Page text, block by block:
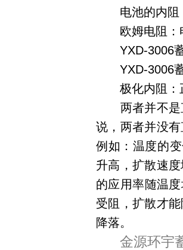
电池的内阻
欧姆电阻：
YXD-3006蓄
YXD-3006蓄
极化内阻：
两者并不是直
说，两者并没
例如：温度的
升高，扩散速
的应用率随温
受阻，扩散才
降落。
金源环宇